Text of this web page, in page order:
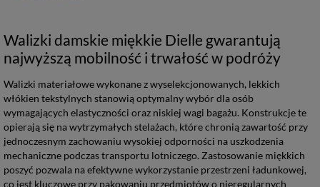
Walizki damskie miękkie Dielle gwarantują
najwyższą mobilność i trwałość w podróży
Walizki materiałowe wykonane z wyselekcjonowanych, lekkich
włókien tekstylnych stanowią optymalny wybór dla osób
wymagających elastyczności oraz niskiej wagi bagażu. Konstrukcje te
opierają się na wytrzymałych stelażach, które chronią zawartość przy
jednoczesnym zachowaniu wysokiej odporności na uszkodzenia
mechaniczne podczas transportu lotniczego. Zastosowanie miękkich
poszyć pozwala na efektywne wykorzystanie przestrzeni ładunkowej,
co jest kluczowe przy pakowaniu przedmiotów o nieregularnych